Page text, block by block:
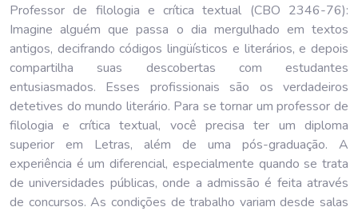
Professor de filologia e crítica textual (CBO 2346-76):
Imagine alguém que passa o dia mergulhado em textos
antigos, decifrando códigos lingüísticos e literários, e depois
compartilha suas descobertas com estudantes
entusiasmados. Esses profissionais são os verdadeiros
detetives do mundo literário. Para se tornar um professor de
filologia e crítica textual, você precisa ter um diploma
superior em Letras, além de uma pós-graduação. A
experiência é um diferencial, especialmente quando se trata
de universidades públicas, onde a admissão é feita através
de concursos. As condições de trabalho variam desde salas